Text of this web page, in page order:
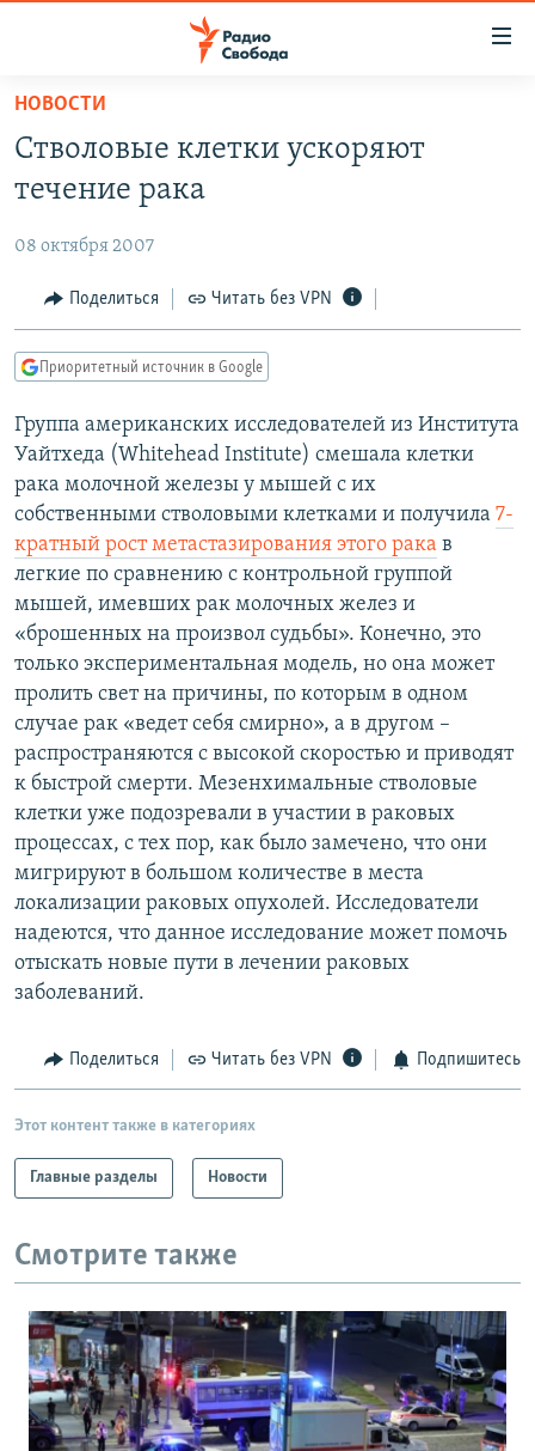
упрощенного
доступа
основному
Вернутся
главной
навигации
Вернутся
поиску
АВТОРСКИЕ ПРОЕКТЫ
ЦИТАТЫ СВОБОДЫ
МНЕНИЯ
IDEL.РЕАЛИИ
КАВКАЗ.РЕАЛИИ
СЕВЕР.РЕАЛИИ
СИБИРЬ.РЕАЛИИ
РАСПИСАНИЕ ВЕЩАНИЯ
ПОДПИШИТЕСЬ НА РАССЫЛКУ
СОЦИАЛЬНЫЕ СЕТИ
Все сайты РСЕ/РС
НОВОСТИ
Стволовые клетки ускоряют
течение рака
08 октября 2007
Поделиться Читать без VPN
Приоритетный источник в Google
Группа американских исследователей из Института
Уайтхеда (Whitehead Institute) смешала клетки
рака молочной железы у мышей с их
собственными стволовыми клетками и получила 7-
кратный рост метастазирования этого рака в
легкие по сравнению с контрольной группой
мышей, имевших рак молочных желез и
«брошенных на произвол судьбы». Конечно, это
только экспериментальная модель, но она может
пролить свет на причины, по которым в одном
случае рак «ведет себя смирно», а в другом –
распространяются с высокой скоростью и приводят
к быстрой смерти. Мезенхимальные стволовые
клетки уже подозревали в участии в раковых
процессах, с тех пор, как было замечено, что они
мигрируют в большом количестве в места
локализации раковых опухолей. Исследователи
надеются, что данное исследование может помочь
отыскать новые пути в лечении раковых
заболеваний.
Поделиться Читать без VPN Подпишитесь
Этот контент также в категориях
Главные разделы Новости
Смотрите также